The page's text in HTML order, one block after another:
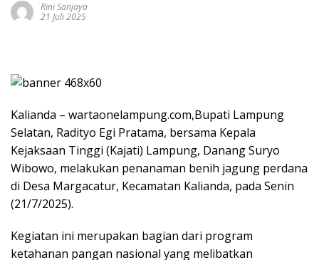
Rini Sanjaya
21 Juli 2025
Kalianda – wartaonelampung.com,Bupati Lampung
Selatan, Radityo Egi Pratama, bersama Kepala
Kejaksaan Tinggi (Kajati) Lampung, Danang Suryo
Wibowo, melakukan penanaman benih jagung perdana
di Desa Margacatur, Kecamatan Kalianda, pada Senin
(21/7/2025).
Kegiatan ini merupakan bagian dari program
ketahanan pangan nasional yang melibatkan